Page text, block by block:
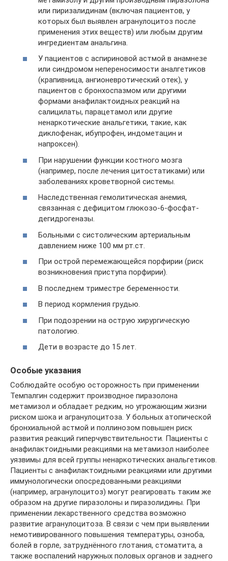
или пиризалидинам (включая пациентов, у
которых был выявлен агранулоцитоз после
применения этих веществ) или любым другим
ингредиентам анальгина.
У пациентов с аспириновой астмой в анамнезе
или синдромом непереносимости аналгетиков
(крапивница, ангионевротический отек), у
пациентов с бронхоспазмом или другими
формами анафилактоидных реакций на
салицилаты, парацетамол или другие
ненаркотические анальгетики, такие, как
диклофенак, ибупрофен, индометацин и
напроксен).
При нарушении функции костного мозга
(например, после лечения цитостатиками) или
заболеваниях кроветворной системы.
Наследственная гемолитическая анемия,
связанная с дефицитом глюкозо-6-фосфат-
дегидрогеназы.
Больными с систолическим артериальным
давлением ниже 100 мм рт.ст.
При острой перемежающейся порфирии (риск
возникновения приступа порфирии).
В последнем триместре беременности.
В период кормления грудью.
При подозрении на острую хирургическую
патологию.
Дети в возрасте до 15 лет.
Особые указания
Соблюдайте особую осторожность при применении
Темпалгин содержит производное пиразолона
метамизол и обладает редким, но угрожающим жизни
риском шока и агранулоцитоза. У больных атопической
бронхиальной астмой и поллинозом повышен риск
развития реакций гиперчувствительности. Пациенты с
анафилактоидными реакциями на метамизол наиболее
уязвимы для всей группы ненаркотических анальгетиков.
Пациенты с анафилактоидными реакциями или другими
иммунологически опосредованными реакциями
(например, агранулоцитоз) могут реагировать таким же
образом на другие пиразолоны и пиразолидины. При
применении лекарственного средства возможно
развитие агранулоцитоза. В связи с чем при выявлении
немотивированного повышения температуры, озноба,
болей в горле, затруднённого глотания, стоматита, а
также воспалений наружных половых органов и заднего